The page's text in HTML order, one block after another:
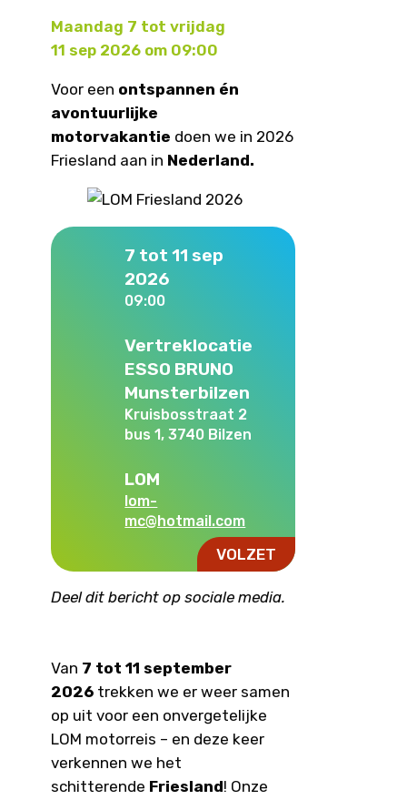
Maandag 7 tot vrijdag
11 sep 2026 om 09:00
Voor een ontspannen én
avontuurlijke
motorvakantie doen we in 2026
Friesland aan in Nederland.
7 tot 11 sep
2026
09:00
Vertreklocatie
ESSO BRUNO
Munsterbilzen
Kruisbosstraat 2
bus 1, 3740 Bilzen
LOM
lom-
mc@hotmail.com
VOLZET
Deel dit bericht op sociale media.
Van 7 tot 11 september
2026 trekken we er weer samen
op uit voor een onvergetelijke
LOM motorreis – en deze keer
verkennen we het
schitterende Friesland! Onze